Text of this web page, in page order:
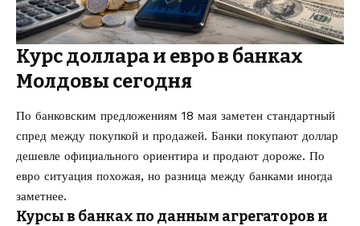
Курс доллара и евро в банках
Молдовы сегодня
По банковским предложениям 18 мая заметен стандартный
спред между покупкой и продажей. Банки покупают доллар
дешевле официального ориентира и продают дороже. По
евро ситуация похожая, но разница между банками иногда
заметнее.
Курсы в банках по данным агрегаторов и